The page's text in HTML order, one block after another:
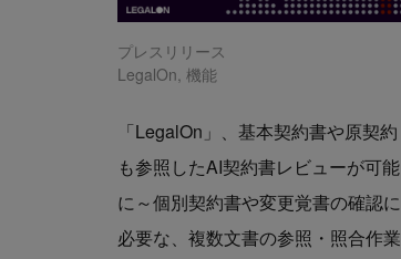
プレスリリース
LegalOn 機能
「LegalOn」、基本契約書や原契約
も参照したAI契約書レビューが可能
に～個別契約書や変更覚書の確認に
必要な、複数文書の参照・照合作業